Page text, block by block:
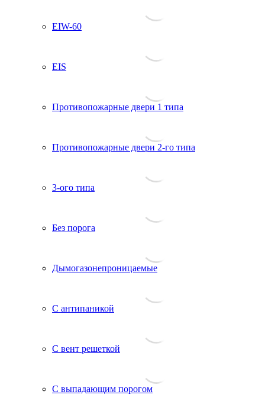
EIW-60
EIS
Противопожарные двери 1 типа
Противопожарные двери 2-го типа
3-ого типа
Без порога
Дымогазонепроницаемые
С антипаникой
С вент решеткой
С выпадающим порогом